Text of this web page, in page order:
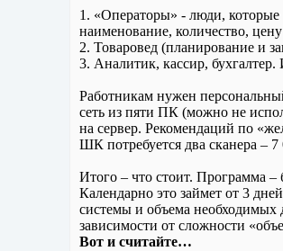
1. «Операторы» - люди, которые
наименование, количество,
2. Товаровед (планирование и
3. Аналитик, кассир,
Работникам нужен
сеть из пяти ПК (можно не
на сервер. Рекомендаций по
ШК потребуется два сканера – 7
Итого – что стоит. Программа
Календарно это займет от 3
системы и объема необходимых
зависимости от сложности
Вот и считайте…